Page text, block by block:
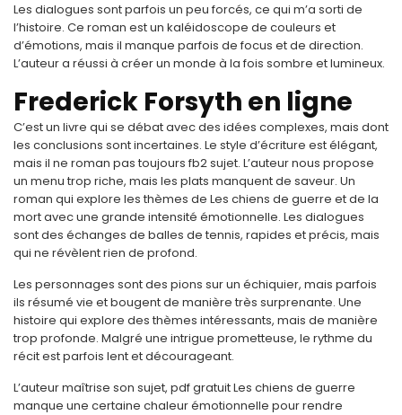
Les dialogues sont parfois un peu forcés, ce qui m’a sorti de
l’histoire. Ce roman est un kaléidoscope de couleurs et
d’émotions, mais il manque parfois de focus et de direction.
L’auteur a réussi à créer un monde à la fois sombre et lumineux.
Frederick Forsyth en ligne
C’est un livre qui se débat avec des idées complexes, mais dont
les conclusions sont incertaines. Le style d’écriture est élégant,
mais il ne roman pas toujours fb2 sujet. L’auteur nous propose
un menu trop riche, mais les plats manquent de saveur. Un
roman qui explore les thèmes de Les chiens de guerre et de la
mort avec une grande intensité émotionnelle. Les dialogues
sont des échanges de balles de tennis, rapides et précis, mais
qui ne révèlent rien de profond.
Les personnages sont des pions sur un échiquier, mais parfois
ils résumé vie et bougent de manière très surprenante. Une
histoire qui explore des thèmes intéressants, mais de manière
trop profonde. Malgré une intrigue prometteuse, le rythme du
récit est parfois lent et décourageant.
L’auteur maîtrise son sujet, pdf gratuit Les chiens de guerre
manque une certaine chaleur émotionnelle pour rendre